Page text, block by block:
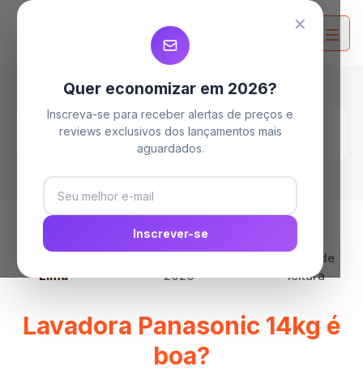
Home
Blog
Lavadora Panasonic 14kg é boa?
Lima
2026
13 min de
leitura
Lavadora Panasonic 14kg é
boa?
✕
Quer economizar em 2026?
Inscreva-se para receber alertas de preços e
reviews exclusivos dos lançamentos mais
aguardados.
Inscrever-se